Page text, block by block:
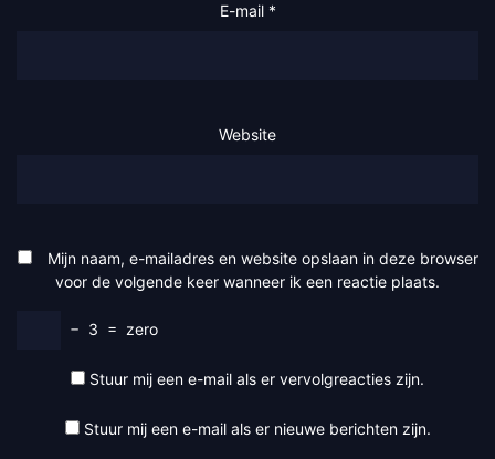
E-mail *
Website
Mijn naam, e-mailadres en website opslaan in deze browser
voor de volgende keer wanneer ik een reactie plaats.
− 3 = zero
Stuur mij een e-mail als er vervolgreacties zijn.
Stuur mij een e-mail als er nieuwe berichten zijn.